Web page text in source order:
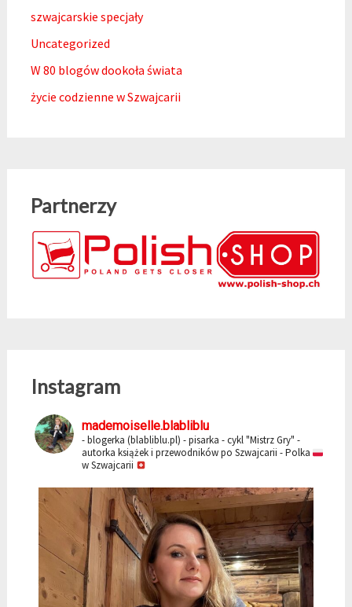
szwajcarskie specjały
Uncategorized
W 80 blogów dookoła świata
życie codzienne w Szwajcarii
Partnerzy
Instagram
mademoiselle.blabliblu
- blogerka (blabliblu.pl) - pisarka - cykl "Mistrz Gry" -
autorka książek i przewodników po Szwajcarii - Polka
w Szwajcarii